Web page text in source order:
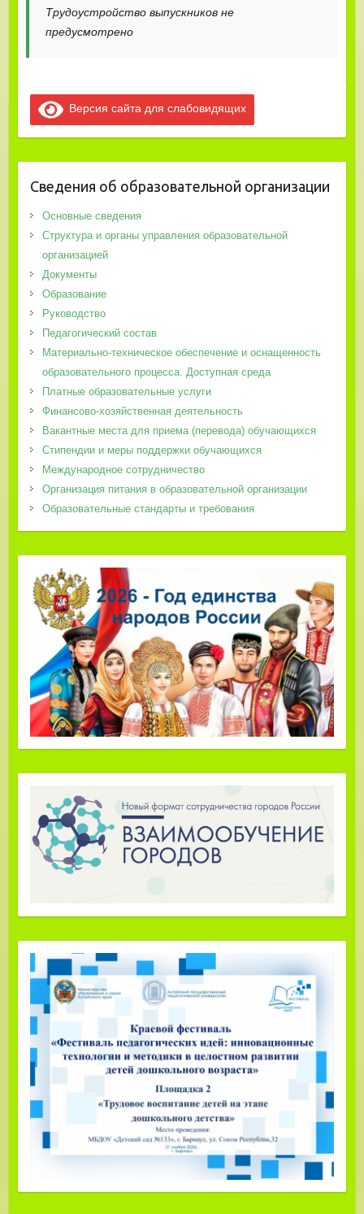
Трудоустройство выпускников не
предусмотрено
Версия сайта для слабовидящих
Сведения об образовательной организации
Основные сведения
Структура и органы управления образовательной
организацией
Документы
Образование
Руководство
Педагогический состав
Материально-техническое обеспечение и оснащенность
образовательного процесса. Доступная среда
Платные образовательные услуги
Финансово-хозяйственная деятельность
Вакантные места для приема (перевода) обучающихся
Стипендии и меры поддержки обучающихся
Международное сотрудничество
Организация питания в образовательной организации
Образовательные стандарты и требования